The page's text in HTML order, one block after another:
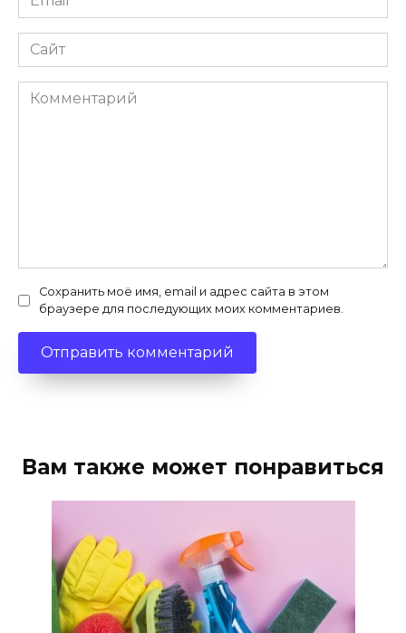
Сайт
Комментарий
Сохранить моё имя, email и адрес сайта в этом
браузере для последующих моих комментариев.
Вам также может понравиться